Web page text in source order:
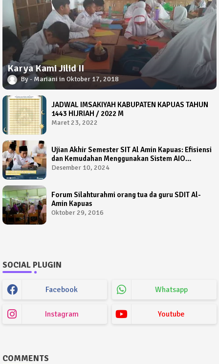
Karya Kami Jilid II
Mariani Oktober 17, 2018
JADWAL IMSAKIYAH KABUPATEN KAPUAS TAHUN
1443 HIJRIAH / 2022 M
Maret 23, 2022
Ujian Akhir Semester SIT Al Amin Kapuas: Efisiensi
dan Kemudahan Menggunakan Sistem AIO
Computer Based Test
Desember 10, 2024
Forum Silahturahmi orang tua da guru SDIT Al-
Amin Kapuas
Oktober 29, 2016
SOCIAL PLUGIN
Facebook Whatsapp
Instagram Youtube
COMMENTS